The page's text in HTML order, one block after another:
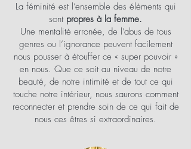
La féminité est l’ensemble des éléments qui
sont propres à la femme.
Une mentalité erronée, de l’abus de tous
genres ou l’ignorance peuvent facilement
nous pousser à étouffer ce « super pouvoir »
en nous. Que ce soit au niveau de notre
beauté, de notre intimité et de tout ce qui
touche notre intérieur, nous saurons comment
reconnecter et prendre soin de ce qui fait de
nous ces êtres si extraordinaires.